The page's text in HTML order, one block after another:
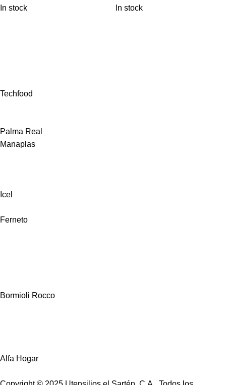
In stock In stock
Techfood
Palma Real
Manaplas
Icel
Ferneto
Bormioli Rocco
Alfa Hogar